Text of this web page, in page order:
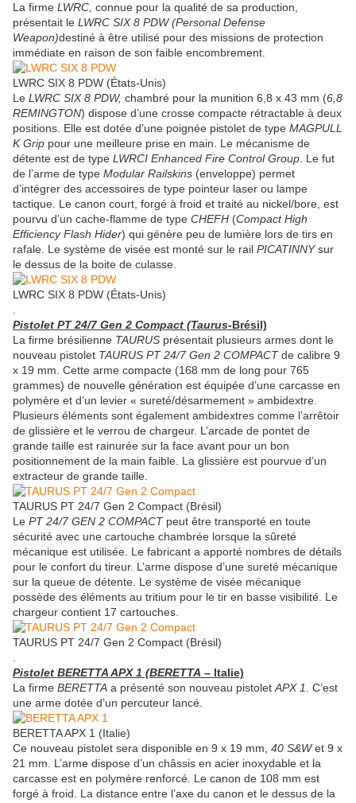
La firme LWRC, connue pour la qualité de sa production,
présentait le LWRC SIX 8 PDW (Personal Defense
Weapon)destiné à être utilisé pour des missions de protection
immédiate en raison de son faible encombrement.
LWRC SIX 8 PDW (États-Unis)
Le LWRC SIX 8 PDW, chambré pour la munition 6,8 x 43 mm (6,8
REMINGTON) dispose d’une crosse compacte rétractable à deux
positions. Elle est dotée d’une poignée pistolet de type MAGPULL
K Grip pour une meilleure prise en main. Le mécanisme de
détente est de type LWRCI Enhanced Fire Control Group . Le fut
de l’arme de type Modular Railskins (enveloppe) permet
d’intégrer des accessoires de type pointeur laser ou lampe
tactique. Le canon court, forgé à froid et traité au nickel/bore, est
pourvu d’un cache-flamme de type CHEFH (Compact High
Efficiency Flash Hider) qui génère peu de lumière lors de tirs en
rafale. Le système de visée est monté sur le rail PICATINNYsur
le dessus de la boite de culasse.
LWRC SIX 8 PDW (États-Unis)
Pistolet PT 24/7 Gen 2 Compact (Taurus-Brésil)
La firme brésilienne TAURUS présentait plusieurs armes dont le
nouveau pistolet TAURUS PT 24/7 Gen 2 COMPACTde calibre 9
x 19 mm. Cette arme compacte (168 mm de long pour 765
grammes) de nouvelle génération est équipée d’une carcasse en
polymère et d’un levier « sureté/désarmement » ambidextre.
Plusieurs éléments sont également ambidextres comme l’arrêtoir
de glissière et le verrou de chargeur. L’arcade de pontet de
grande taille est rainurée sur la face avant pour un bon
positionnement de la main faible. La glissière est pourvue d’un
extracteur de grande taille.
TAURUS PT 24/7 Gen 2 Compact (Brésil)
Le PT 24/7 GEN 2 COMPACTpeut être transporté en toute
sécurité avec une cartouche chambrée lorsque la sûreté
mécanique est utilisée. Le fabricant a apporté nombres de détails
pour le confort du tireur. L’arme dispose d’une sureté mécanique
sur la queue de détente. Le système de visée mécanique
possède des éléments au tritium pour le tir en basse visibilité. Le
chargeur contient 17 cartouches.
TAURUS PT 24/7 Gen 2 Compact (Brésil)
Pistolet BERETTA APX 1 (BERETTA – Italie)
La firme BERETTA a présenté son nouveau pistolet APX 1
. C’est
une arme dotée d’un percuteur lancé.
BERETTA APX 1 (Italie)
Ce nouveau pistolet sera disponible en 9 x 19 mm, 40 S&Wet 9 x
21 mm. L’arme dispose d’un châssis en acier inoxydable et la
carcasse est en polymère renforcé. Le canon de 108 mm est
forgé à froid. La distance entre l’axe du canon et le dessus de la